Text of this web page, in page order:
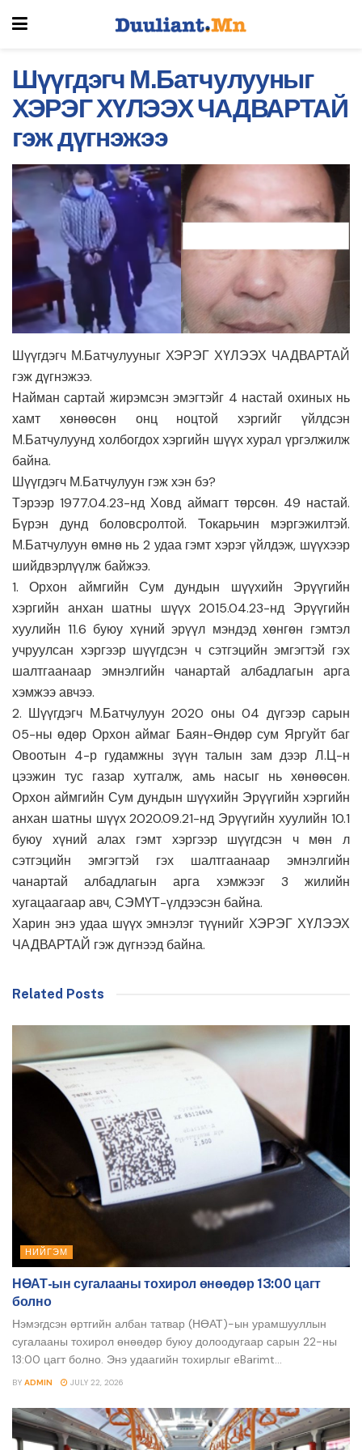
Шүүгдэгч М.Батчулууныг
ХЭРЭГ ХҮЛЭЭХ ЧАДВАРТАЙ
гэж дүгнэжээ
Шүүгдэгч М.Батчулууныг ХЭРЭГ ХҮЛЭЭХ ЧАДВАРТАЙ
гэж дүгнэжээ.
Найман сартай жирэмсэн эмэгтэйг 4 настай охиных нь
хамт хөнөөсөн онц ноцтой хэргийг үйлдсэн
М.Батчулуунд холбогдох хэргийн шүүх хурал үргэлжилж
байна.
Шүүгдэгч М.Батчулуун гэж хэн бэ?
Тэрээр 1977.04.23-нд Ховд аймагт төрсөн. 49 настай.
Бүрэн дунд боловсролтой. Токарьчин мэргэжилтэй.
М.Батчулуун өмнө нь 2 удаа гэмт хэрэг үйлдэж, шүүхээр
шийдвэрлүүлж байжээ.
1. Орхон аймгийн Сум дундын шүүхийн Эрүүгийн
хэргийн анхан шатны шүүх 2015.04.23-нд Эрүүгийн
хуулийн 11.6 буюу хүний эрүүл мэндэд хөнгөн гэмтэл
учруулсан хэргээр шүүгдсэн ч сэтгэцийн эмгэгтэй гэх
шалтгаанаар эмнэлгийн чанартай албадлагын арга
хэмжээ авчээ.
2. Шүүгдэгч М.Батчулуун 2020 оны 04 дүгээр сарын
05-ны өдөр Орхон аймаг Баян-Өндөр сум Яргуйт баг
Овоотын 4-р гудамжны зүүн талын зам дээр Л.Ц-н
цээжин тус газар хутгалж, амь насыг нь хөнөөсөн.
Орхон аймгийн Сум дундын шүүхийн Эрүүгийн хэргийн
анхан шатны шүүх 2020.09.21-нд Эрүүгийн хуулийн 10.1
буюу хүний алах гэмт хэргээр шүүгдсэн ч мөн л
сэтгэцийн эмгэгтэй гэх шалтгаанаар эмнэлгийн
чанартай албадлагын арга хэмжээг 3 жилийн
хугацаагаар авч, СЭМҮТ-үлдээсэн байна.
Харин энэ удаа шүүх эмнэлэг түүнийг ХЭРЭГ ХҮЛЭЭХ
ЧАДВАРТАЙ гэж дүгнээд байна.
Related Posts
НИЙГЭМ
НӨАТ-ын сугалааны тохирол өнөөдөр 13:00 цагт
болно
Нэмэгдсэн өртгийн албан татвар (НӨАТ)-ын урамшууллын
сугалааны тохирол өнөөдөр буюу долоодугаар сарын 22-ны
13:00 цагт болно. Энэ удаагийн тохирлыг eBarimt...
BY ADMIN JULY 22, 2026